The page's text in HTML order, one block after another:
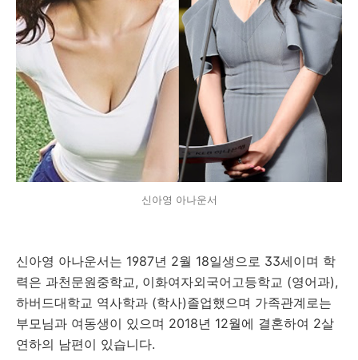
신아영 아나운서
신아영 아나운서는 1987년 2월 18일생으로 33세이며 학
력은 과천문원중학교, 이화여자외국어고등학교 (영어과),
하버드대학교 역사학과 (학사)졸업했으며 가족관계로는
부모님과 여동생이 있으며 2018년 12월에 결혼하여 2살
연하의 남편이 있습니다.